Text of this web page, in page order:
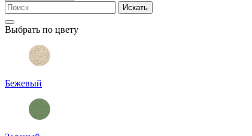
Искать
Выбрать по цвету
Бежевый